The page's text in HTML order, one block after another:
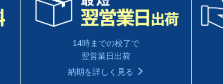
14時までの校了で
翌営業日出荷
納期を詳しく見る